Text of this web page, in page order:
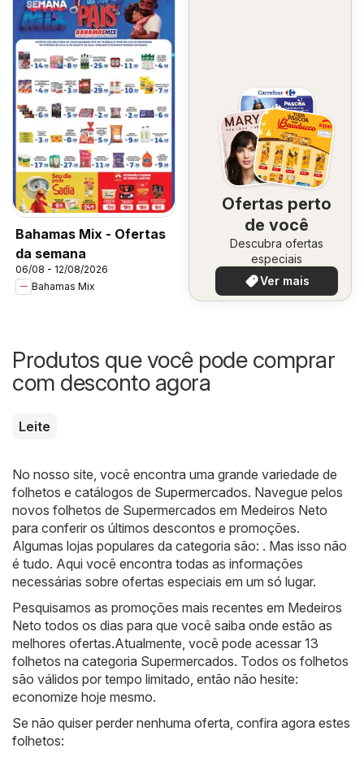
Bahamas Mix - Ofertas
da semana
06/08 - 12/08/2026
Bahamas Mix
Ofertas perto
de você
Descubra ofertas
especiais
Ver mais
Produtos que você pode comprar
com desconto agora
Leite
No nosso site, você encontra uma grande variedade de
folhetos e catálogos de Supermercados. Navegue pelos
novos folhetos de Supermercados em Medeiros Neto
para conferir os últimos descontos e promoções.
Algumas lojas populares da categoria são: . Mas isso não
é tudo. Aqui você encontra todas as informações
necessárias sobre ofertas especiais em um só lugar.
Pesquisamos as promoções mais recentes em Medeiros
Neto todos os dias para que você saiba onde estão as
melhores ofertas.Atualmente, você pode acessar 13
folhetos na categoria Supermercados. Todos os folhetos
são válidos por tempo limitado, então não hesite:
economize hoje mesmo.
Se não quiser perder nenhuma oferta, confira agora estes
folhetos: